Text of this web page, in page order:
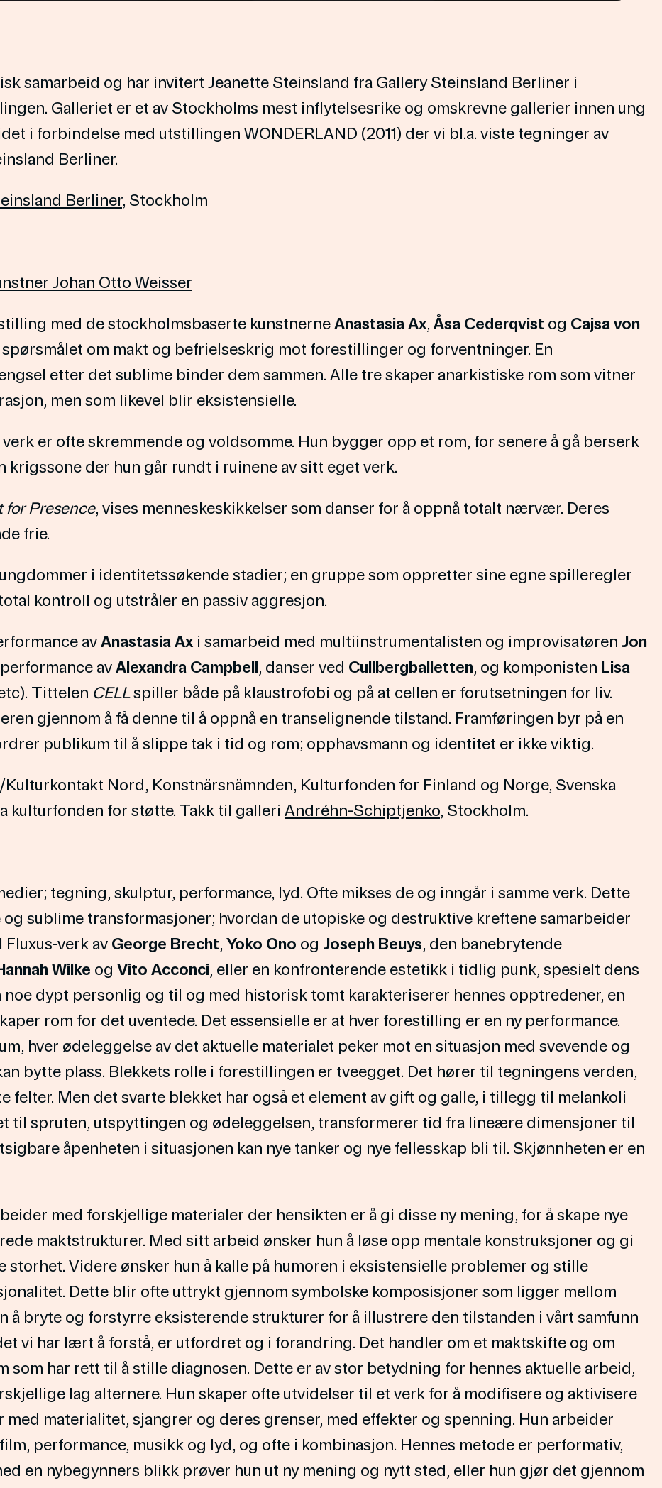
samarbeid og har invitert Jeanette Steinsland fra Gallery Steinsland Berliner i
Galleriet er et av Stockholms mest inflytelsesrike og omskrevne gallerier innen ung
i forbindelse med utstillingen WONDERLAND (2011) der vi bl.a. viste tegninger av
Berliner.
Berliner, Stockholm
Johan Otto Weisser
med de stockholmsbaserte kunstnerneAnastasia Ax, Åsa Cederqvist og Cajsa von
om makt og befrielseskrig mot forestillinger og forventninger. En
etter det sublime binder dem sammen. Alle tre skaper anarkistiske rom som vitner
men som likevel blir eksistensielle.
er ofte skremmende og voldsomme. Hun bygger opp et rom, for senere å gå berserk
krigssone der hun går rundt i ruinene av sitt eget verk.
for Presence, vises menneskeskikkelser som danser for å oppnå totalt nærvær. Deres
frie.
i identitetssøkende stadier; en gruppe som oppretter sine egne spilleregler
kontroll og utstråler en passiv aggresjon.
avAnastasia Ax i samarbeid med multiinstrumentalisten og improvisatøren Jon
avAlexandra Campbell, danser ved Cullbergballetten, og komponisten Lisa
Tittelen CELLspiller både på klaustrofobi og på at cellen er forutsetningen for liv.
gjennom å få denne til å oppnå en transelignende tilstand. Framføringen byr på en
publikum til å slippe tak i tid og rom; opphavsmann og identitet er ikke viktig.
Nord, Konstnärsnämnden, Kulturfonden for Finland og Norge, Svenska
kulturfonden for støtte. Takk til galleri Andréhn-Schiptjenko, Stockholm.
tegning, skulptur, performance, lyd. Ofte mikses de og inngår i samme verk. Dette
sublime transformasjoner; hvordan de utopiske og destruktive kreftene samarbeider
verk av George Brecht, Yoko Ono og Joseph Beuys, den banebrytende
Wilke og Vito Acconci, eller en konfronterende estetikk i tidlig punk, spesielt dens
dypt personlig og til og med historisk tomt karakteriserer hennes opptredener, en
rom for det uventede. Det essensielle er at hver forestilling er en ny performance.
hver ødeleggelse av det aktuelle materialet peker mot en situasjon med svevende og
bytte plass. Blekkets rolle i forestillingen er tveegget. Det hører til tegningens verden,
felter. Men det svarte blekket har også et element av gift og galle, i tillegg til melankoli
til spruten, utspyttingen og ødeleggelsen, transformerer tid fra lineære dimensjoner til
åpenheten i situasjonen kan nye tanker og nye fellesskap bli til. Skjønnheten er en
med forskjellige materialer der hensikten er å gi disse ny mening, for å skape nye
maktstrukturer. Med sitt arbeid ønsker hun å løse opp mentale konstruksjoner og gi
storhet. Videre ønsker hun å kalle på humoren i eksistensielle problemer og stille
Dette blir ofte uttrykt gjennom symbolske komposisjoner som ligger mellom
å bryte og forstyrre eksisterende strukturer for å illustrere den tilstanden i vårt samfunn
vi har lært å forstå, er utfordret og i forandring. Det handler om et maktskifte og om
som har rett til å stille diagnosen. Dette er av stor betydning for hennes aktuelle arbeid,
lag alternere. Hun skaper ofte utvidelser til et verk for å modifisere og aktivisere
materialitet, sjangrer og deres grenser, med effekter og spenning. Hun arbeider
performance, musikk og lyd, og ofte i kombinasjon. Hennes metode er performativ,
en nybegynners blikk prøver hun ut ny mening og nytt sted, eller hun gjør det gjennom